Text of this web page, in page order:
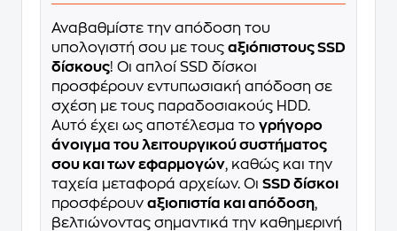
Αναβαθμίστε την απόδοση του
υπολογιστή σου με τους αξιόπιστους SSD
δίσκους! Οι απλοί SSD δίσκοι
προσφέρουν εντυπωσιακή απόδοση σε
σχέση με τους παραδοσιακούς HDD.
Αυτό έχει ως αποτέλεσμα το γρήγορο
άνοιγμα του λειτουργικού συστήματος
σου και των εφαρμογών, καθώς και την
ταχεία μεταφορά αρχείων. Οι SSD δίσκοι
προσφέρουν αξιοπιστία και απόδοση,
βελτιώνοντας σημαντικά την καθημερινή